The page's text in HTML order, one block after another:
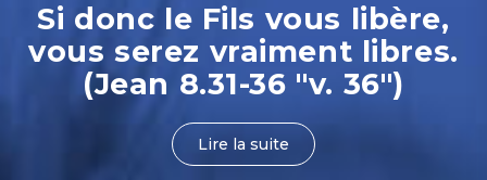
Si donc le Fils vous libère,
vous serez vraiment libres.
(Jean 8.31-36 "v. 36")
Lire la suite